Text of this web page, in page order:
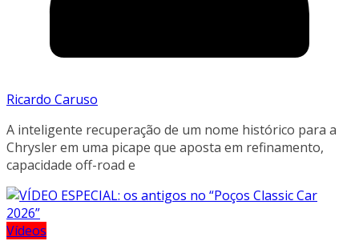
Ricardo Caruso
A inteligente recuperação de um nome histórico para a
Chrysler em uma picape que aposta em refinamento,
capacidade off-road e
Vídeos